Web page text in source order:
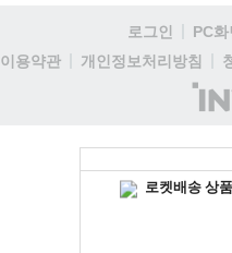
로그인 PC화
이용약관
개인정보처리방침